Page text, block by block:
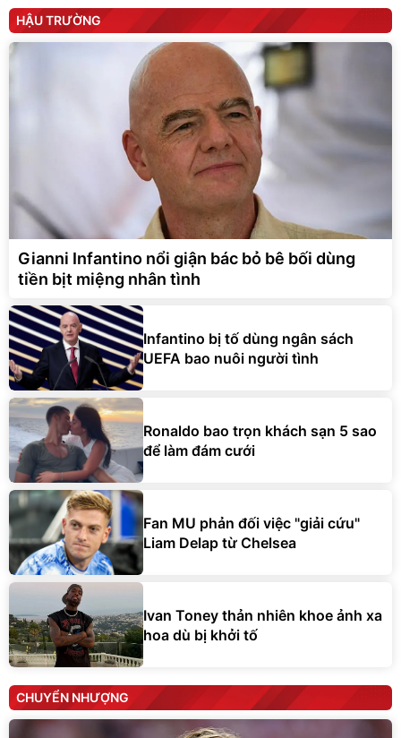
HẬU TRƯỜNG
Gianni Infantino nổi giận bác bỏ bê bối dùng
tiền bịt miệng nhân tình
Infantino bị tố dùng ngân sách
UEFA bao nuôi người tình
Ronaldo bao trọn khách sạn 5 sao
để làm đám cưới
Fan MU phản đối việc "giải cứu"
Liam Delap từ Chelsea
Ivan Toney thản nhiên khoe ảnh xa
hoa dù bị khởi tố
CHUYỂN NHƯỢNG